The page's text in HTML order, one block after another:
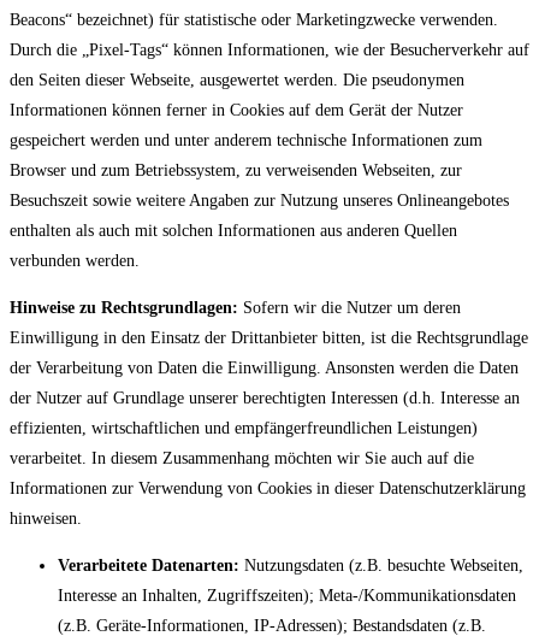
Beacons“ bezeichnet) für statistische oder Marketingzwecke verwenden.
Durch die „Pixel-Tags“ können Informationen, wie der Besucherverkehr auf
den Seiten dieser Webseite, ausgewertet werden. Die pseudonymen
Informationen können ferner in Cookies auf dem Gerät der Nutzer
gespeichert werden und unter anderem technische Informationen zum
Browser und zum Betriebssystem, zu verweisenden Webseiten, zur
Besuchszeit sowie weitere Angaben zur Nutzung unseres Onlineangebotes
enthalten als auch mit solchen Informationen aus anderen Quellen
verbunden werden.
Hinweise zu Rechtsgrundlagen: Sofern wir die Nutzer um deren
Einwilligung in den Einsatz der Drittanbieter bitten, ist die Rechtsgrundlage
der Verarbeitung von Daten die Einwilligung. Ansonsten werden die Daten
der Nutzer auf Grundlage unserer berechtigten Interessen (d.h. Interesse an
effizienten, wirtschaftlichen und empfängerfreundlichen Leistungen)
verarbeitet. In diesem Zusammenhang möchten wir Sie auch auf die
Informationen zur Verwendung von Cookies in dieser Datenschutzerklärung
hinweisen.
Verarbeitete Datenarten: Nutzungsdaten (z.B. besuchte Webseiten,
Interesse an Inhalten, Zugriffszeiten); Meta-/Kommunikationsdaten
(z.B. Geräte-Informationen, IP-Adressen); Bestandsdaten (z.B.